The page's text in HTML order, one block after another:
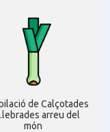
de Calçotades
arreu del
món